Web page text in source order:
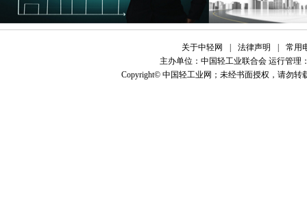
关于中轻网 法律声明
常用
主办单位：中国轻工业联合会 运行管理
Copyright© 中国轻工业网；未经书面授权，请勿转